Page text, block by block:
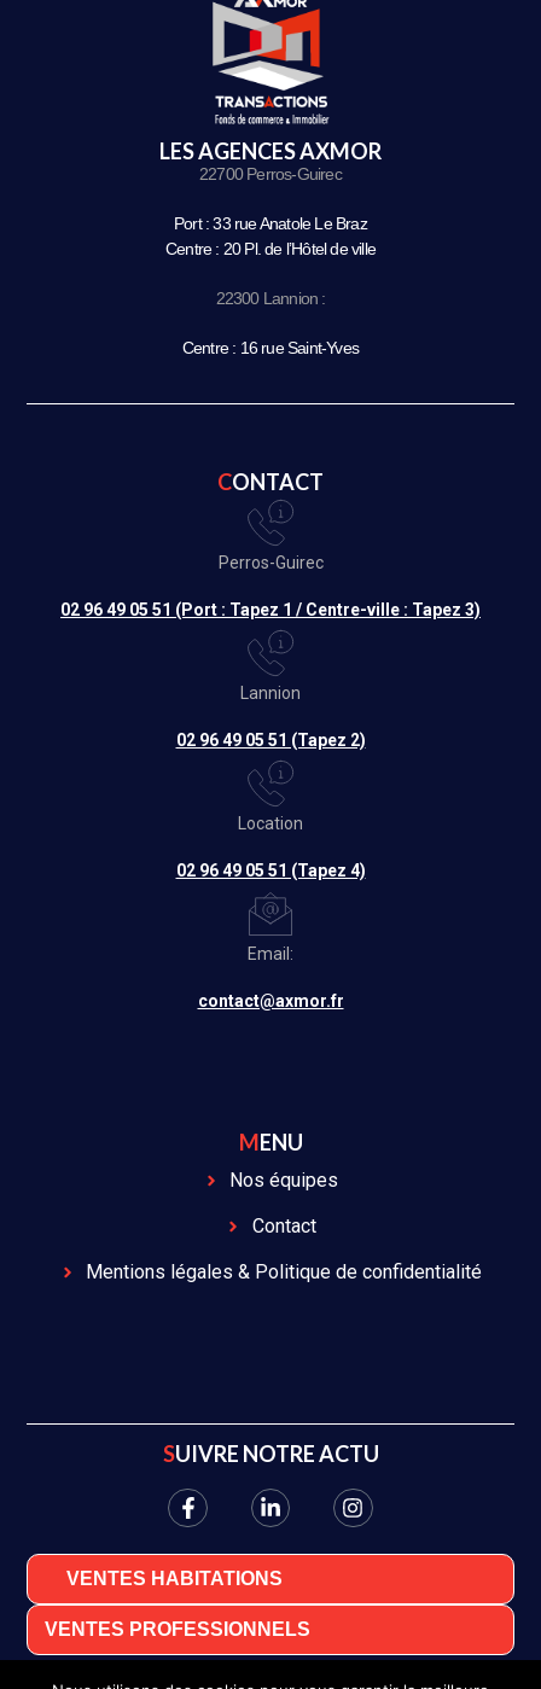
LES AGENCES AXMOR
22700 Perros-Guirec
Port : 33 rue Anatole Le Braz
Centre : 20 Pl. de l’Hôtel de ville
22300 Lannion :
Centre : 16 rue Saint-Yves
CONTACT
Perros-Guirec
02 96 49 05 51 (Port : Tapez 1 / Centre-ville : Tapez 3)
Lannion
02 96 49 05 51 (Tapez 2)
Location
02 96 49 05 51 (Tapez 4)
Email:
contact@axmor.fr
MENU
Nos équipes
Contact
Mentions légales & Politique de confidentialité
SUIVRE NOTRE ACTU
VENTES HABITATIONS
VENTES PROFESSIONNELS